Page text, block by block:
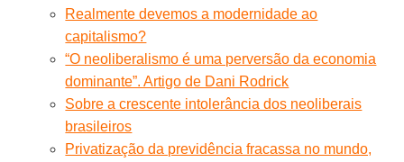
Realmente devemos a modernidade ao
capitalismo?
“O neoliberalismo é uma perversão da economia
dominante”. Artigo de Dani Rodrick
Sobre a crescente intolerância dos neoliberais
brasileiros
Privatização da previdência fracassa no mundo,